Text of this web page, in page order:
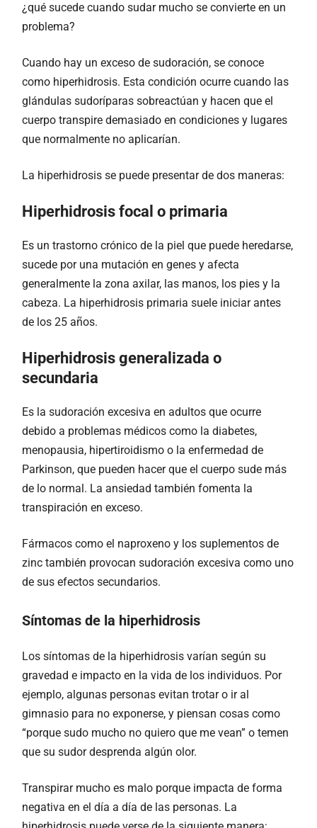
¿qué sucede cuando sudar mucho se convierte en un
problema?
Cuando hay un exceso de sudoración, se conoce
como hiperhidrosis. Esta condición ocurre cuando las
glándulas sudoríparas sobreactúan y hacen que el
cuerpo transpire demasiado en condiciones y lugares
que normalmente no aplicarían.
La hiperhidrosis se puede presentar de dos maneras:
Hiperhidrosis focal o primaria
Es un trastorno crónico de la piel que puede heredarse,
sucede por una mutación en genes y afecta
generalmente la zona axilar, las manos, los pies y la
cabeza. La hiperhidrosis primaria suele iniciar antes
de los 25 años.
Hiperhidrosis generalizada o
secundaria
Es la sudoración excesiva en adultos que ocurre
debido a problemas médicos como la diabetes,
menopausia, hipertiroidismo o la enfermedad de
Parkinson, que pueden hacer que el cuerpo sude más
de lo normal. La ansiedad también fomenta la
transpiración en exceso.
Fármacos como el naproxeno y los suplementos de
zinc también provocan sudoración excesiva como uno
de sus efectos secundarios.
Síntomas de la hiperhidrosis
Los síntomas de la hiperhidrosis varían según su
gravedad e impacto en la vida de los individuos. Por
ejemplo, algunas personas evitan trotar o ir al
gimnasio para no exponerse, y piensan cosas como
“porque sudo mucho no quiero que me vean” o temen
que su sudor desprenda algún olor.
Transpirar mucho es malo porque impacta de forma
negativa en el día a día de las personas. La